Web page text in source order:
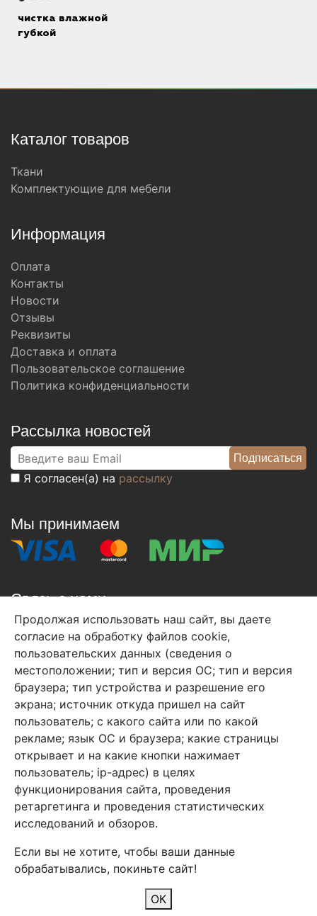
чистка влажной
губкой
Каталог товаров
Ткани
Комплектующие для мебели
Информация
Оплата
Контакты
Новости
Отзывы
Реквизиты
Доставка и оплата
Пользовательское соглашение
Политика конфиденциальности
Рассылка новостей
Я согласен(а) на рассылку
Мы принимаем
Связь с нами
+7 (495) 933-38-08
info@arben-textile.ru- оптовые продажи
Арбен текстиль г. Щелково, пер.
1-й Советский д.25, владение 2.
Мы в соц. сетях
Продолжая использовать наш сайт, вы даете
согласие на обработку файлов cookie,
пользовательских данных (сведения о
местоположении; тип и версия ОС; тип и версия
браузера; тип устройства и разрешение его
экрана; источник откуда пришел на сайт
пользователь; с какого сайта или по какой
рекламе; язык ОС и браузера; какие страницы
открывает и на какие кнопки нажимает
пользователь; ip-адрес) в целях
функционирования сайта, проведения
ретаргетинга и проведения статистических
исследований и обзоров.
Если вы не хотите, чтобы ваши данные
обрабатывались, покиньте сайт!
ОК